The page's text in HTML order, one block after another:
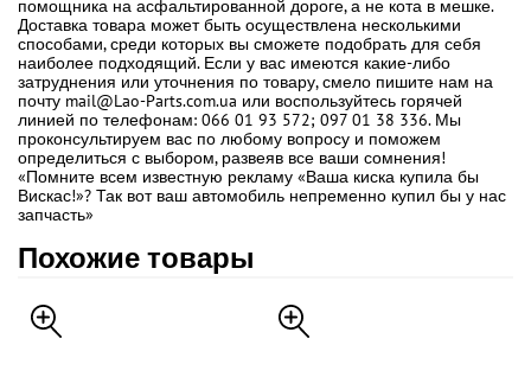
помощника на асфальтированной дороге, а не кота в мешке.
Доставка товара может быть осуществлена несколькими
способами, среди которых вы сможете подобрать для себя
наиболее подходящий. Если у вас имеются какие-либо
затруднения или уточнения по товару, смело пишите нам на
почту mail@Lao-Parts.com.ua или воспользуйтесь горячей
линией по телефонам: 066 01 93 572; 097 01 38 336. Мы
проконсультируем вас по любому вопросу и поможем
определиться с выбором, развеяв все ваши сомнения!
«Помните всем известную рекламу «Ваша киска купила бы
Вискас!»? Так вот ваш автомобиль непременно купил бы у нас
запчасть»
Похожие товары